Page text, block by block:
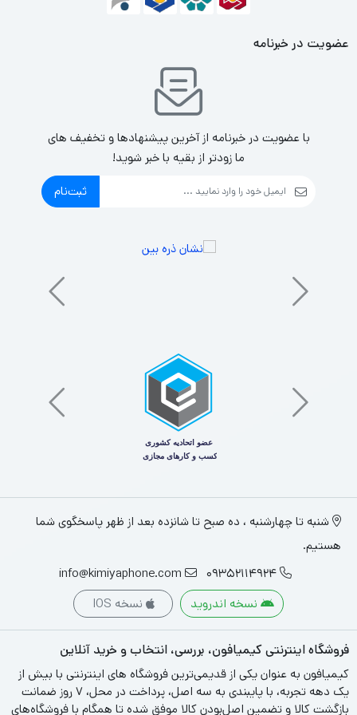
تبلت با طراحی باریک و سبک، صفحه نمایش بزرگ و کیفیت بالا،
و سخت‌افزار قدرتمند، به کاربران امکان می‌دهد تا تجربه‌ای عالی از
کار با اپلیکیشن‌ها، بازی‌ها و محتوای چندرسانه‌ای داشته باشند.
صفحه نمایش:
اندازه: 10.9 اینچ Liquid Retina
رزولوشن: 2360×1640 پیکسل
پشتیبانی از فناوری True Tone و رنگ‌های گسترده (P3)
عضویت در خبرنامه
با عضویت در خبرنامه از آخرین پیشنهادها و تخفیف های
ما زودتر از بقیه با خبر شوید!
ثبت‌نام
شنبه تا چهارشنبه ، ده صبح تا شانزده بعد از ظهر پاسخگوی شما
هستیم.
09352114924
info@kimiyaphone.com
نسخه اندروید
نسخه IOS
فروشگاه اینترنتی کیمیافون، بررسی، انتخاب و خرید آنلاین
کیمیافون به عنوان یکی از قدیمی‌ترین فروشگاه های اینترنتی با بیش از
یک دهه تجربه، با پایبندی به سه اصل، پرداخت در محل، ۷ روز ضمانت
بازگشت کالا و تضمین اصل‌بودن کالا موفق شده تا همگام با فروشگاه‌های